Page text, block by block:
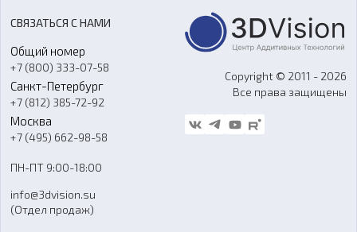
Оборудование и материалы для вакуумного литья
Аксессуары и прочее оборудование
Программное обеспечение
Ремонт и услуги
О компании
Контакты
Гос. закупки
Стать дилером
Блог
FAQ
СВЯЗАТЬСЯ С НАМИ
Общий номер
+7 (800) 333-07-58
Санкт-Петербург
+7 (812) 385-72-92
Москва
+7 (495) 662-98-58
ПН-ПТ 9:00-18:00
info@3dvision.su
(Отдел продаж)
Copyright © 2011 - 2026
Все права защищены